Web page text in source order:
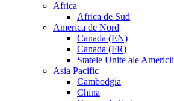
Africa
Africa de Sud
America de Nord
Canada (EN)
Canada (FR)
Statele Unite ale Americii
Asia Pacific
Cambodgia
China